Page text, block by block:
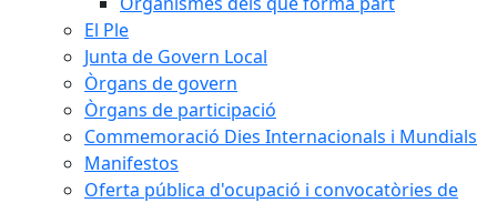
El Ple
Junta de Govern Local
Òrgans de govern
Òrgans de participació
Commemoració Dies Internacionals i Mundials
Manifestos
Oferta pública d'ocupació i convocatòries de